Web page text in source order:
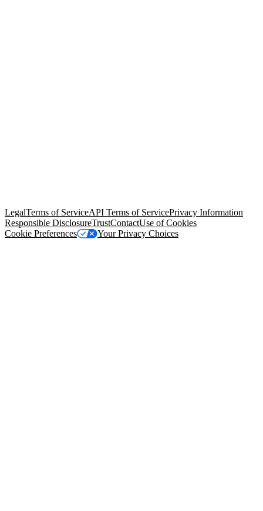
LegalTerms of ServiceAPI Terms of ServicePrivacy Information
Responsible DisclosureTrustContactUse of Cookies
Cookie Preferences
Your Privacy Choices